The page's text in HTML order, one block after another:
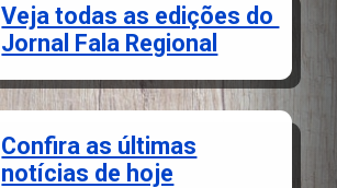
Veja todas as edições do
Jornal Fala Regional
Confira as últimas
notícias de hoje